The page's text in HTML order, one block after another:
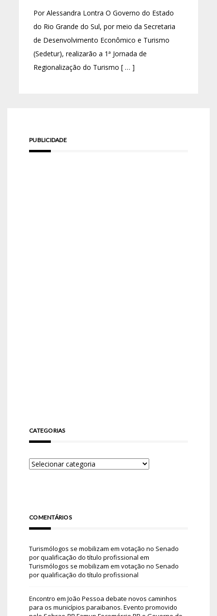
Por Alessandra Lontra O Governo do Estado
do Rio Grande do Sul, por meio da Secretaria
de Desenvolvimento Econômico e Turismo
(Sedetur), realizarão a 1ª Jornada de
Regionalização do Turismo [ … ]
PUBLICIDADE
CATEGORIAS
COMENTÁRIOS
Turismólogos se mobilizam em votação no Senado
por qualificação do título profissional em
Turismólogos se mobilizam em votação no Senado
por qualificação do título profissional
Encontro em João Pessoa debate novos caminhos
para os municípios paraibanos. Evento promovido